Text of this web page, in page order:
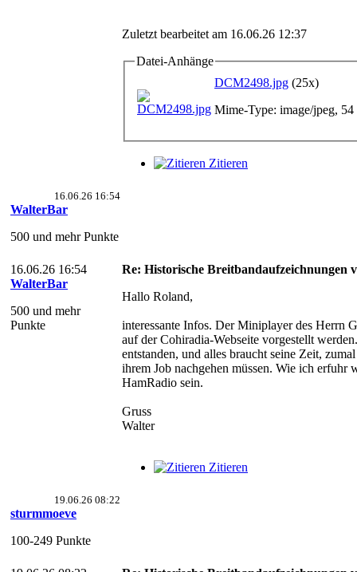
Zuletzt bearbeitet am 16.06.26 12:37
Datei-Anhänge
DCM2498.jpg (25x)
Mime-Type: image/jpeg,
Zitieren
16.06.26 16:54
WalterBar
500 und mehr Punkte
16.06.26 16:54
WalterBar
500 und mehr
Punkte
Re: Historische
Hallo Roland,
interessante Infos. Der Miniplayer des Herrn
auf der Cohiradia-Webseite vorgestellt
entstanden, und alles braucht seine Zeit,
ihrem Job nachgehen müssen. Wie ich erfuhr
HamRadio sein.
Gruss
Walter
Zitieren
19.06.26 08:22
sturmmoeve
100-249 Punkte